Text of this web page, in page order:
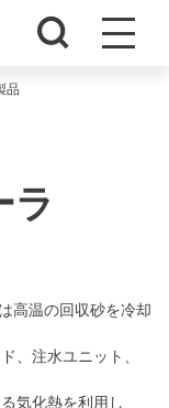
品
ラ
高温の回収砂を冷却
、注水ユニット、
気化熱を利用し